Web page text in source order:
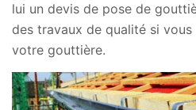
lui un devis de pose de
des travaux de qualité si
votre gouttière.